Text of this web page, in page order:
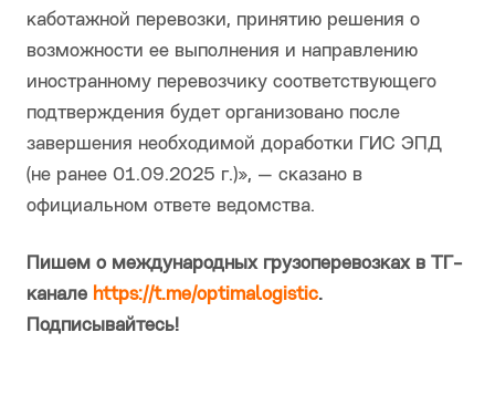
каботажной перевозки, принятию решения о
возможности ее выполнения и направлению
иностранному перевозчику соответствующего
подтверждения будет организовано после
завершения необходимой доработки ГИС ЭПД
(не ранее 01.09.2025 г.)», — сказано в
официальном ответе ведомства.
Пишем о международных грузоперевозках в ТГ-
канале https://t.me/optimalogistic.
Подписывайтесь!